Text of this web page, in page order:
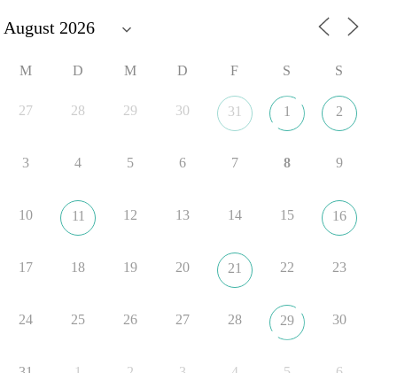
aus der NATO. Ein Gipfel, der mehr nach Rüstungsdeal als
nach Friedenspolitik klingt, wird niemals Sicherheit schaffen,
#NATO
M D M D F S S
27 28 29 30 31 1 2
3 4 5 6 7 8 9
10 11 12 13 14 15 16
17 18 19 20 21 22 23
24 25 26 27 28 29 30